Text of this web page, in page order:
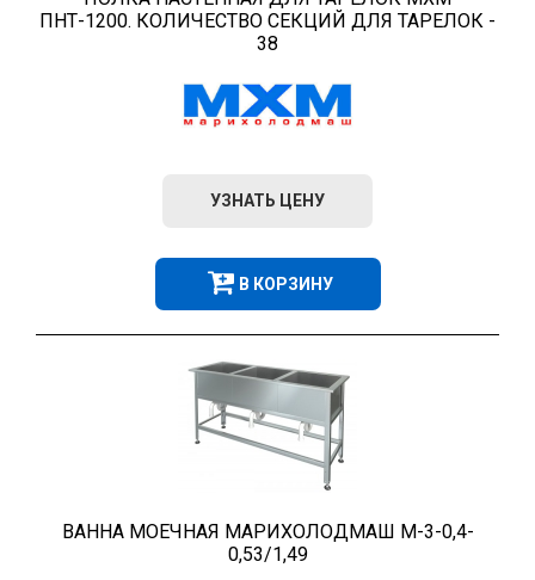
ПНТ-1200. КОЛИЧЕСТВО СЕКЦИЙ ДЛЯ ТАРЕЛОК -
38
УЗНАТЬ ЦЕНУ
В КОРЗИНУ
ВАННА МОЕЧНАЯ МАРИХОЛОДМАШ М-3-0,4-
0,53/1,49